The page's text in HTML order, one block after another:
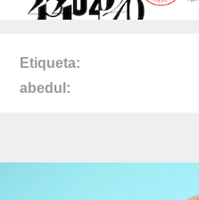
Etiqueta
abedul